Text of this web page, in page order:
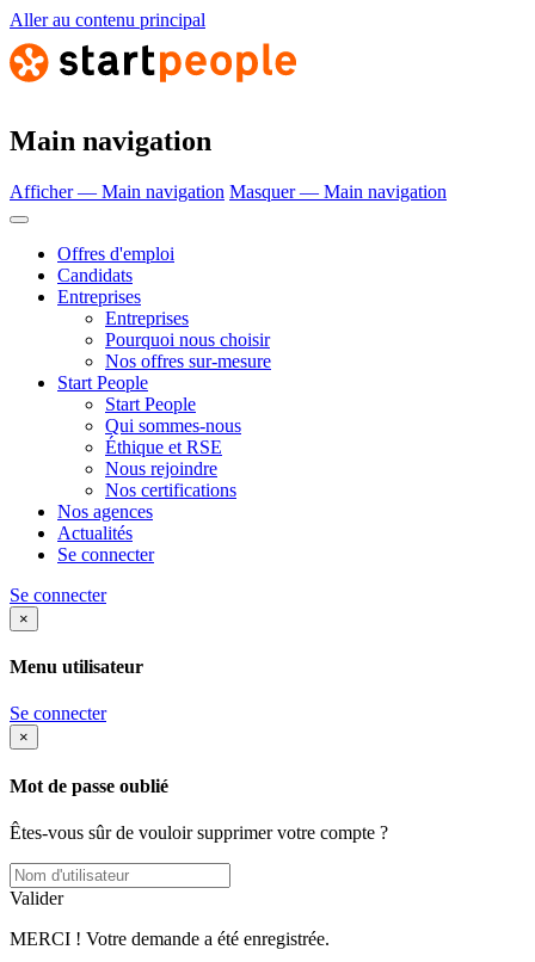
Aller au contenu principal
Main navigation
Afficher — Main navigation Masquer — Main navigation
Offres d'emploi
Candidats
Entreprises
Entreprises
Pourquoi nous choisir
Nos offres sur-mesure
Start People
Start People
Qui sommes-nous
Éthique et RSE
Nous rejoindre
Nos certifications
Nos agences
Actualités
Se connecter
Se connecter
×
Menu utilisateur
Se connecter
×
Mot de passe oublié
Êtes-vous sûr de vouloir supprimer votre compte ?
Valider
MERCI ! Votre demande a été enregistrée.